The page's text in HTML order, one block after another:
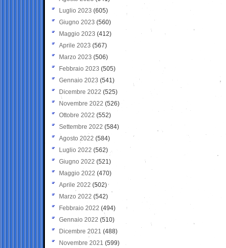
Luglio 2023 (605)
Giugno 2023 (560)
Maggio 2023 (412)
Aprile 2023 (567)
Marzo 2023 (506)
Febbraio 2023 (505)
Gennaio 2023 (541)
Dicembre 2022 (525)
Novembre 2022 (526)
Ottobre 2022 (552)
Settembre 2022 (584)
Agosto 2022 (584)
Luglio 2022 (562)
Giugno 2022 (521)
Maggio 2022 (470)
Aprile 2022 (502)
Marzo 2022 (542)
Febbraio 2022 (494)
Gennaio 2022 (510)
Dicembre 2021 (488)
Novembre 2021 (599)